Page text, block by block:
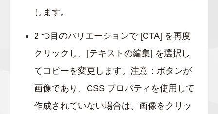
します。
2 つ目のバリエーションで [CTA] を再度
クリックし、[テキストの編集] を選択し
てコピーを変更します。注意：ボタンが
画像であり、CSS プロパティを使用して
作成されていない場合は、画像をクリッ